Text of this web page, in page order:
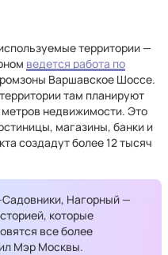
территории —
ведется работа по
Варшавское Шоссе.
там планируют
недвижимости. Это
магазины, банки и
создадут более 12 тысяч
Садовники, Нагорный —
которые
все более
Мэр Москвы.